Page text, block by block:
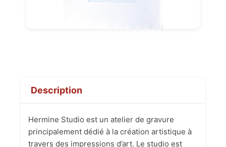
Description
Hermine Studio est un atelier de gravure
principalement dédié à la création artistique à
travers des impressions d’art. Le studio est